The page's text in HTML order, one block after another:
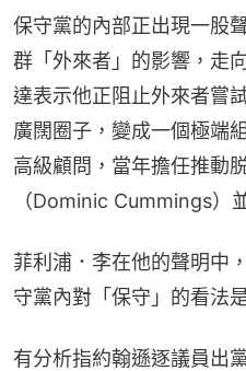
保守黨的內部正出現一股
群「外來者」的影響，走
達表示他正阻止外來者嘗
廣闊圈子，變成一個極端
高級顧問，當年擔任推動
（Dominic Cummings）
菲利浦．李在他的聲明中
守黨內對「保守」的看法
有分析指約翰遜逐議員出